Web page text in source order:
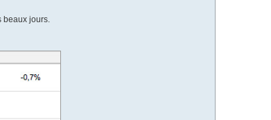
beaux jours.